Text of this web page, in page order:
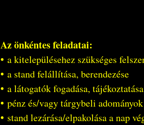
Az önkéntes feladatai:
• a kitelepülésehez szükséges
• a stand felállítása, berendezése
• a látogatók fogadása,
• pénz és/vagy tárgybeli
• stand lezárása/elpakolása a nap